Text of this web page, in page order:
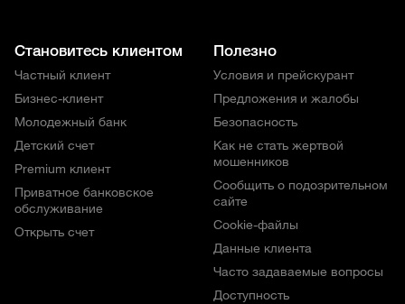
Становитесь клиентом
Частный клиент
Бизнес-клиент
Молодежный банк
Детский счет
Premium клиент
Приватное банковское
обслуживание
Открыть счет
Полезно
Условия и прейскурант
Предложения и жалобы
Безопасность
Как не стать жертвой
мошенников
Сообщить о подозрительном
сайте
Cookie-файлы
Данные клиента
Часто задаваемые вопросы
Доступность